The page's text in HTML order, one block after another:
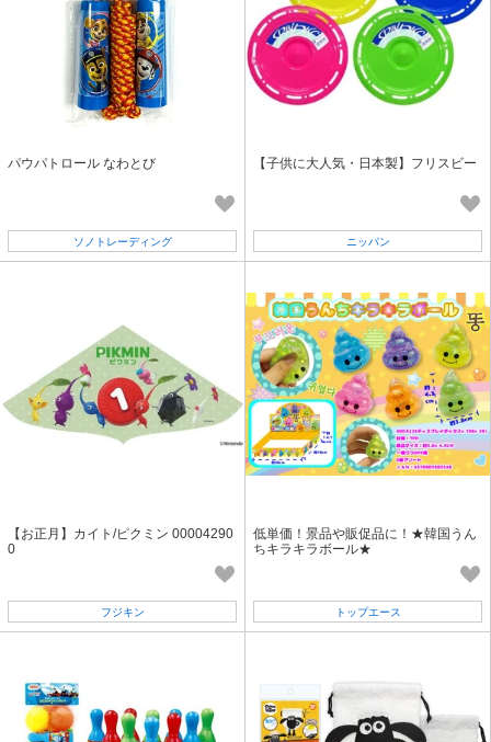
パウパトロール なわとび
ソノトレーディング
【子供に大人気・日本製】フリスビー
ニッパン
【お正月】カイト/ピクミン 00004290
0
フジキン
低単価！景品や販促品に！★韓国うん
ちキラキラボール★
トップエース